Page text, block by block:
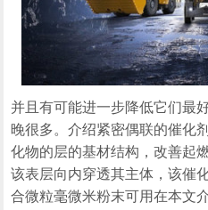
并且有可能进一步降低它们最
晚很多。介绍紧密偶联的催化
化物的层的基材结构，改善起
该表层向内穿透其主体，该催
合微粒毫微米粉末可用在本文